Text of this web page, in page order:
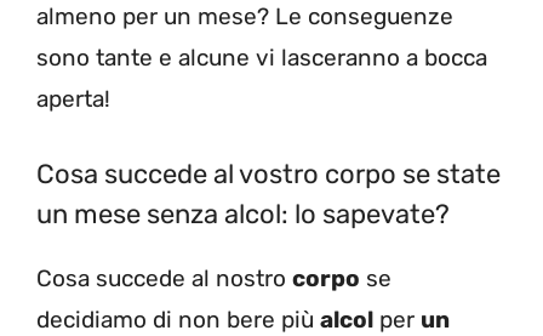
almeno per un mese? Le conseguenze
sono tante e alcune vi lasceranno a bocca
aperta!
Cosa succede al vostro corpo se state
un mese senza alcol: lo sapevate?
Cosa succede al nostro corpo se
decidiamo di non bere più alcol per un